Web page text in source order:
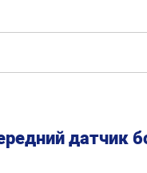
датчик